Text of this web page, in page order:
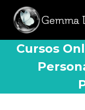
Gemma
Cursos